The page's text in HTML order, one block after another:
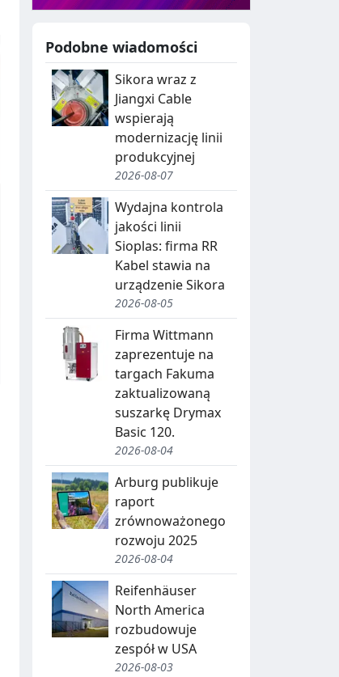
Podobne wiadomości
Sikora wraz z
Jiangxi Cable
wspierają
modernizację linii
produkcyjnej
2026-08-07
Wydajna kontrola
jakości linii
Sioplas: firma RR
Kabel stawia na
urządzenie Sikora
2026-08-05
Firma Wittmann
zaprezentuje na
targach Fakuma
zaktualizowaną
suszarkę Drymax
Basic 120.
2026-08-04
Arburg publikuje
raport
zrównoważonego
rozwoju 2025
2026-08-04
Reifenhäuser
North America
rozbudowuje
zespół w USA
2026-08-03